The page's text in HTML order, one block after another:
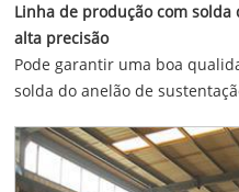
Linha de produção com
alta precisão
Pode garantir uma boa
solda do anelão de